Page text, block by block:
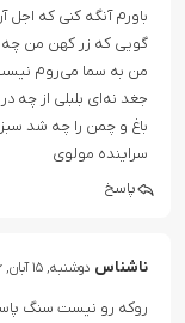
باورم آنگه کنی که اجل
گویی که زر کهن من
من به سما می‌روم نیست
جغد نه‌ای بلبلی از چه
باغ و چمن را چه شد
سراینده مولوی
پاسخ
ناشناس دوشنبه, ۱۵ آبان, ۱۳۹۶ - ۲۱:۲۶
روکه رو نیست سنگ